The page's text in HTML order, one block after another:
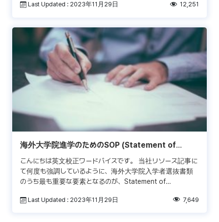
験 […]
Last Updated : 2023年11月29日 12,251
海外大学院進学のためのSOP (Statement of
Purpose) 作成アドバイス
こんにちは英文校正ワードバイスです。 当社リソース記事に
て何度も強調しているように、海外大学院入学者選抜書類
のうち最も重要な要素となるのが、Statement of
Last Updated : 2023年11月29日 7,649